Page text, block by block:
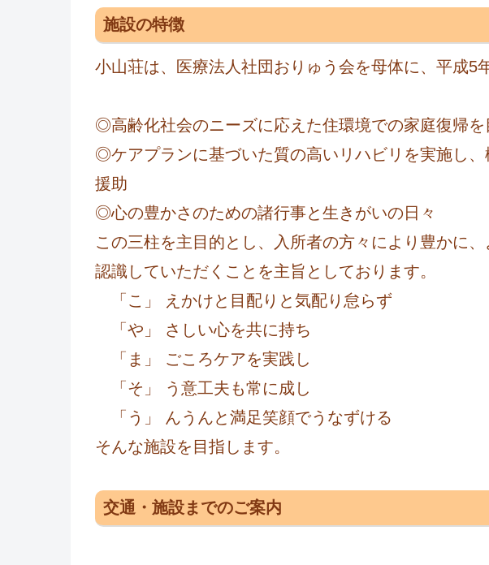
施設の特徴
小山荘は、医療法人社団おりゅう会を母体に、平成5
◎高齢化社会のニーズに応えた住環境での家庭復帰
◎ケアプランに基づいた質の高いリハビリを実施し
援助
◎心の豊かさのための諸行事と生きがいの日々
この三柱を主目的とし、入所者の方々により豊かに
認識していただくことを主旨としております。
「こ」 えかけと目配りと気配り怠らず
「や」 さしい心を共に持ち
「ま」 ごころケアを実践し
「そ」 う意工夫も常に成し
「う」 んうんと満足笑顔でうなずける
そんな施設を目指します。
交通・施設までのご案内